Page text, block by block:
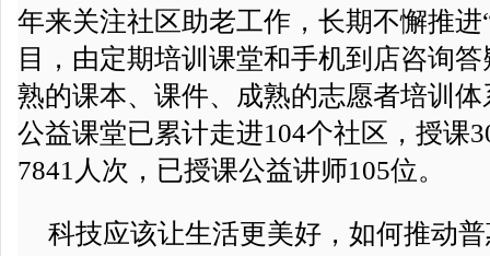
年来关注社区助老工作，长期不懈推进
目，由定期培训课堂和手机到店咨询
熟的课本、课件、成熟的志愿者培训
公益课堂已累计走进104个社区，授课
7841人次，已授课公益讲师105位。
科技应该让生活更美好，如何推动